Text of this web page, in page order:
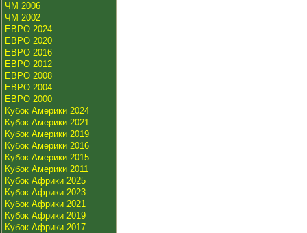
ЧМ 2006
ЧМ 2002
ЕВРО 2024
ЕВРО 2020
ЕВРО 2016
ЕВРО 2012
ЕВРО 2008
ЕВРО 2004
ЕВРО 2000
Кубок Америки 2024
Кубок Америки 2021
Кубок Америки 2019
Кубок Америки 2016
Кубок Америки 2015
Кубок Америки 2011
Кубок Африки 2025
Кубок Африки 2023
Кубок Африки 2021
Кубок Африки 2019
Кубок Африки 2017